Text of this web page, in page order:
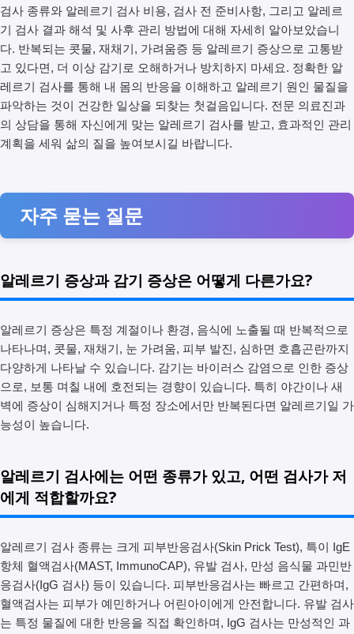
검사 종류와 알레르기 검사 비용, 검사 전 준비사항, 그리고 알레르
기 검사 결과 해석 및 사후 관리 방법에 대해 자세히 알아보았습니
다. 반복되는 콧물, 재채기, 가려움증 등 알레르기 증상으로 고통받
고 있다면, 더 이상 감기로 오해하거나 방치하지 마세요. 정확한 알
레르기 검사를 통해 내 몸의 반응을 이해하고 알레르기 원인 물질을
파악하는 것이 건강한 일상을 되찾는 첫걸음입니다. 전문 의료진과
의 상담을 통해 자신에게 맞는 알레르기 검사를 받고, 효과적인 관리
계획을 세워 삶의 질을 높여보시길 바랍니다.
자주 묻는 질문
알레르기 증상과 감기 증상은 어떻게 다른가요?
알레르기 증상은 특정 계절이나 환경, 음식에 노출될 때 반복적으로
나타나며, 콧물, 재채기, 눈 가려움, 피부 발진, 심하면 호흡곤란까지
다양하게 나타날 수 있습니다. 감기는 바이러스 감염으로 인한 증상
으로, 보통 며칠 내에 호전되는 경향이 있습니다. 특히 야간이나 새
벽에 증상이 심해지거나 특정 장소에서만 반복된다면 알레르기일 가
능성이 높습니다.
알레르기 검사에는 어떤 종류가 있고, 어떤 검사가 저
에게 적합할까요?
알레르기 검사 종류는 크게 피부반응검사(Skin Prick Test), 특이 IgE
항체 혈액검사(MAST, ImmunoCAP), 유발 검사, 만성 음식물 과민반
응검사(IgG 검사) 등이 있습니다. 피부반응검사는 빠르고 간편하며,
혈액검사는 피부가 예민하거나 어린아이에게 안전합니다. 유발 검사
는 특정 물질에 대한 반응을 직접 확인하며, IgG 검사는 만성적인 과